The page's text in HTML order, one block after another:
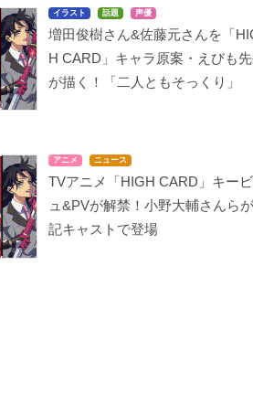
イラスト 話題 声優
増田俊樹さん&佐藤元さんを「
H CARD」キャラ原案・えびも
が描く！「二人ともそっくり」
アニメ ニュース
TVアニメ「HIGH CARD」キー
ュ&PVが解禁！小野大輔さんら
記キャストで登場